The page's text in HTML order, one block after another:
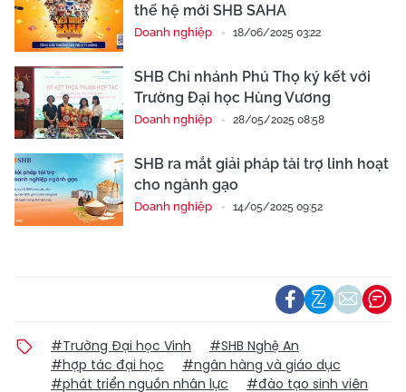
thế hệ mới SHB SAHA
Doanh nghiệp 18/06/2025 03:22
SHB Chi nhánh Phú Thọ ký kết với
Trường Đại học Hùng Vương
Doanh nghiệp 28/05/2025 08:58
SHB ra mắt giải pháp tài trợ linh hoạt
cho ngành gạo
Doanh nghiệp 14/05/2025 09:52
#Trường Đại học Vinh
#SHB Nghệ An
#hợp tác đại học
#ngân hàng và giáo dục
#phát triển nguồn nhân lực
#đào tạo sinh viên